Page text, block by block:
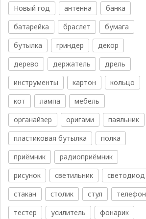
Новый год антенна
банка
батарейка
браслет
бумага
бутылка
гриндер
декор
дерево
держатель
дрель
инструменты
картон
кольцо
кот
лампа
мебель
органайзер
оригами
паяльник
пластиковая бутылка
полка
приёмник
радиоприёмник
рисунок
светильник
светодиод
стакан
столик стул
телефон
тестер
усилитель фонарик